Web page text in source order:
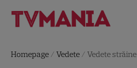
Homepage /Vedete /Vedete străine